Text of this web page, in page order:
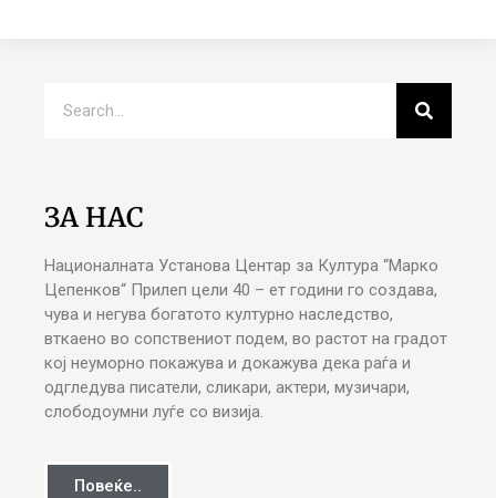
ЗА НАС
Националната Установа Центар за Култура “Марко
Цепенков“ Прилеп цели 40 – ет години го создава,
чува и негува богатото културно наследство,
вткаено во сопствениот подем, во растот на градот
кој неуморно покажува и докажува дека раѓа и
одгледува писатели, сликари, актери, музичари,
слободоумни луѓе со визија.
Повеќе..